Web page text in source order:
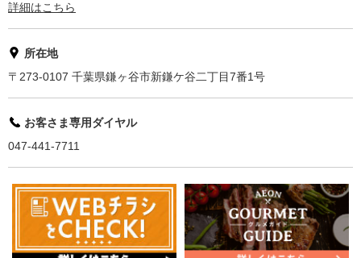
詳細はこちら
所在地
〒273-0107 千葉県鎌ヶ谷市新鎌ケ谷二丁目7番1号
お客さま専用ダイヤル
047-441-7711